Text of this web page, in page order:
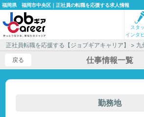
福岡県 福岡市中央区｜正社員の転職を応援する求人情報
スタ
インタ
正社員転職を応援する【ジョブギアキャリア】 > 九
戻る
仕事情報一覧
勤務地